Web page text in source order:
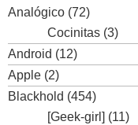
Analógico (72)
Cocinitas (3)
Android (12)
Apple (2)
Blackhold (454)
[Geek-girl] (11)